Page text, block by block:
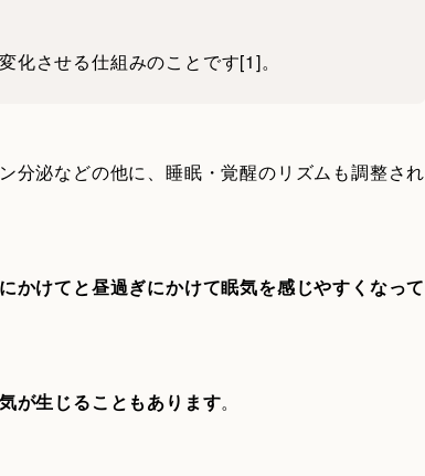
させる仕組みのことです[1]。
分泌などの他に、睡眠・覚醒のリズムも調整され
かけてと昼過ぎにかけて眠気を感じやすくなって
が生じることもあります。